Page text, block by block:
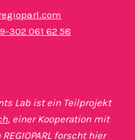
302 061 62 58
Lab ist ein Teilprojekt
, einer Kooperation mit
REGIOPARL forscht hier